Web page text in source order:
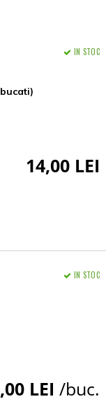
IN STOC
14,00 LEI
IN STOC
LEI /buc.